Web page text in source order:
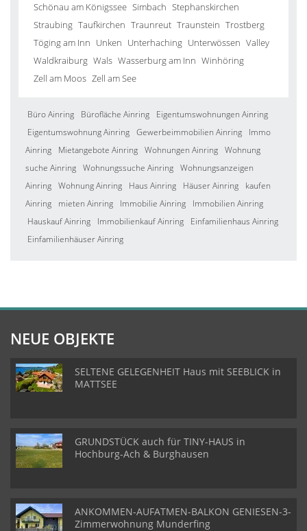
Schönau am Königssee Simbach Stephanskirchen
Straubing Taufkirchen Traunreut Traunstein Trostberg
Töging am Inn Unken Unterhaching Unterwössen Valley
Waldkraiburg Wals Wasserburg am Inn Winhöring
Zell am Moos Zell am See
Büro Ainring Bürofläche Ainring
Eigentumswohnungen Ainring
Eigentumswohnung Ainring Gewerbeimmobilien Ainring
Immo
Ainring
Mietangebote Ainring Wohnungen Ainring Wohnung
suche Ainring Wohnungssuche Ainring Wohnungsanzeigen
Ainring Wohnung Ainring Haus Ainring Häuser Ainring
kaufen
Ainring
mieten Ainring Immobilie Ainring
Immobilien Ainring
Hauskauf Ainring
Immobilienkauf Ainring
Einfamilienhaus Ainring
Einfamilienhäuser Ainring
NEUE OBJEKTE
SELTENE GELEGENHEIT Haus mit SEEBLICK in
MATTSEE
GRUNDSTÜCK auch für TINY-HAUS in
Hochburg-Ach & Burghausen
ANKOMMEN-AUFATMEN-BALKON GENIESEN-3-
Zimmerwohnung Munderfing